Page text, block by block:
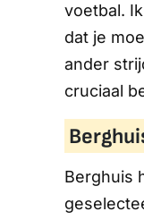
voetbal.
dat je
ander
cruciaal
Berghuis